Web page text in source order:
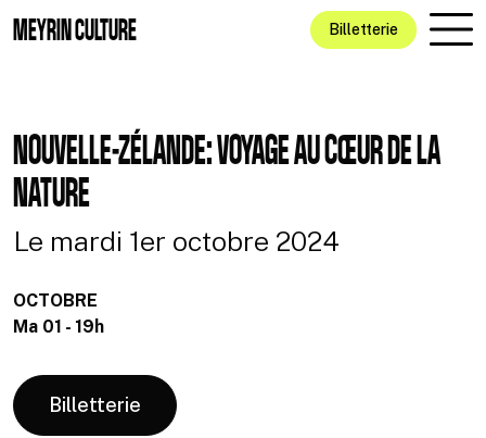
MEYRIN CULTURE Billetterie
NOUVELLE-ZÉLANDE: VOYAGE AU CŒUR DE LA
NATURE
Le mardi 1er octobre 2024
OCTOBRE
Ma 01 - 19h
Billetterie